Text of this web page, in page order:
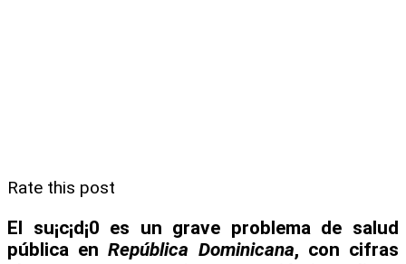
Rate this post
El su¡c¡d¡0 es un grave problema de salud
pública en República Dominicana, con cifras